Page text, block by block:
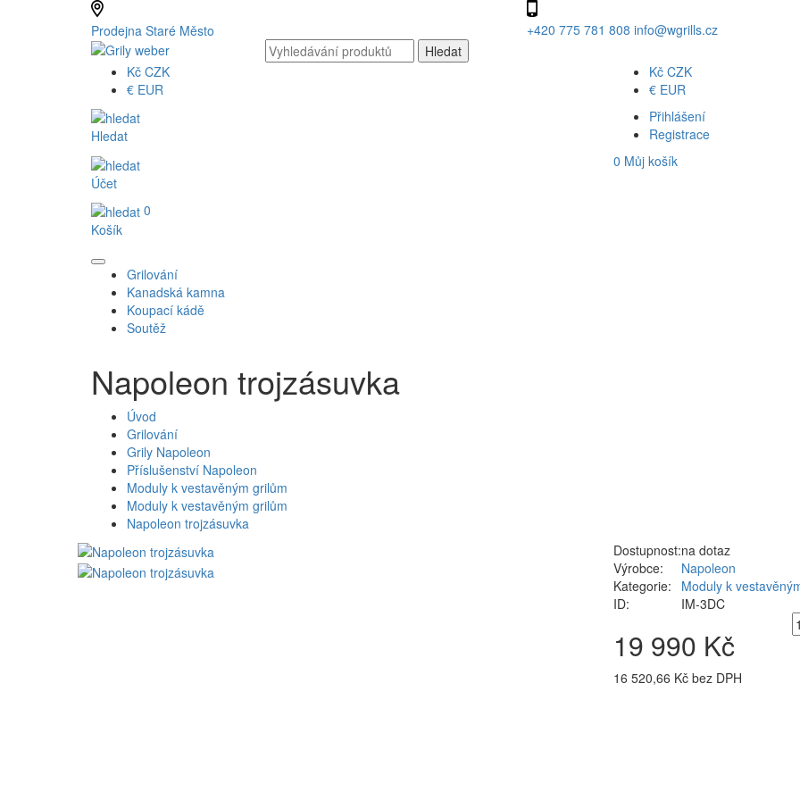
Prodejna Staré Město +420 775 781 808 info@wgrills.cz
Kč CZK
€ EUR
Hledat
Účet
0
Košík
Kč CZK
€ EUR
Přihlášení
Registrace
0 Můj košík
Grilování
Kanadská kamna
Koupací kádě
Soutěž
Napoleon trojzásuvka
Úvod
Grilování
Grily Napoleon
Příslušenství Napoleon
Moduly k vestavěným grilům
Moduly k vestavěným grilům
Napoleon trojzásuvka
Dostupnost:na dotaz
Výrobce:
Napoleon
Kategorie:
Moduly k
ID:
IM-3DC
19 990 Kč
16 520,66 Kč bez DPH